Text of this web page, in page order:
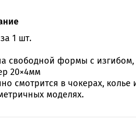
1 шт.
свободной формы с
20×4мм
смотрится в чокерах, колье
моделях.